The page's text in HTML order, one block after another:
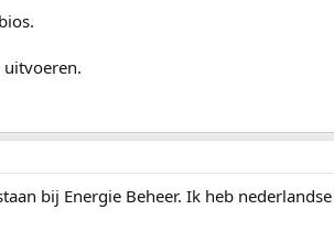
uitvoeren.
bij Energie Beheer. Ik heb